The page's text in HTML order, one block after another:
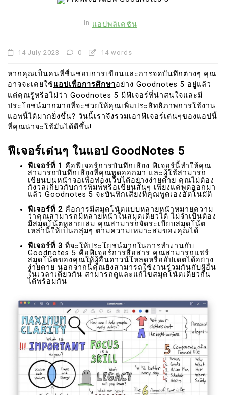
In แอปพลิเคชัน
14 July 2023 0 14 words
หากคุณเป็นคนที่ชื่นชอบการเขียนและการจดบันทึกต่างๆ คุณ
อาจจะเคยใช้แอปเพื่อการศึกษาอย่าง Goodnotes 5 อยู่แล้ว
แต่คุณรู้หรือไม่ว่า Goodnotes 5 มีฟีเจอร์ที่น่าสนใจและมี
ประโยชน์มากมายที่จะช่วยให้คุณเพิ่มประสิทธิภาพการใช้งาน
แอพนี้ได้มากยิ่งขึ้น? วันนี้เราจึงรวมเอาฟีเจอร์เด่นๆของแอปนี้
ที่คุณน่าจะใช้มันได้ดีขึ้น!
ฟีเจอร์เด่นๆ ในแอป GoodNotes 5
ฟีเจอร์ที่ 1
คือฟีเจอร์การบันทึกเสียง ฟีเจอร์นี้ทำให้คุณ
สามารถบันทึกเสียงที่คุณพูดออกมา และผู้ใช้สามารถ
เขียนบนหน้าจอเพื่อท่องเว็บได้อย่างง่ายดาย คุณไม่ต้อง
กังวลเกี่ยวกับการพิมพ์หรือเขียนสั้นๆ เพียงแค่พูดออกมา
แล้ว Goodnotes 5 จะบันทึกเสียงที่คุณพูดเองอัตโนมัติ
ฟีเจอร์ที่ 2 คือการมีสมุดโน้ตแบบหลายหน้าหมายความ
ว่าคุณสามารถมีหลายหน้าในสมุดเดียวได้ ไม่จำเป็นต้อง
มีสมุดโน้ตหลายเล่ม คุณสามารถจัดระเบียบสมุดโน้ต
เหล่านี้ให้เป็นกลุ่มๆ ตามความเหมาะสมของคุณได้
ฟีเจอร์ที่ 3 ที่จะให้ประโยชน์มากในการทำงานกับ
Goodnotes 5 คือฟีเจอร์การสื่อสาร คุณสามารถแชร์
สมุดโน้ตของคุณให้ผู้อื่นดาวน์โหลดหรืออัปเดตได้อย่าง
ง่ายดาย นอกจากนี้คุณยังสามารถใช้งานร่วมกันกับผู้อื่น
ในเวลาเดียวกัน สามารถดูและแก้ไขสมุดโน้ตเดียวกัน
ได้พร้อมกัน